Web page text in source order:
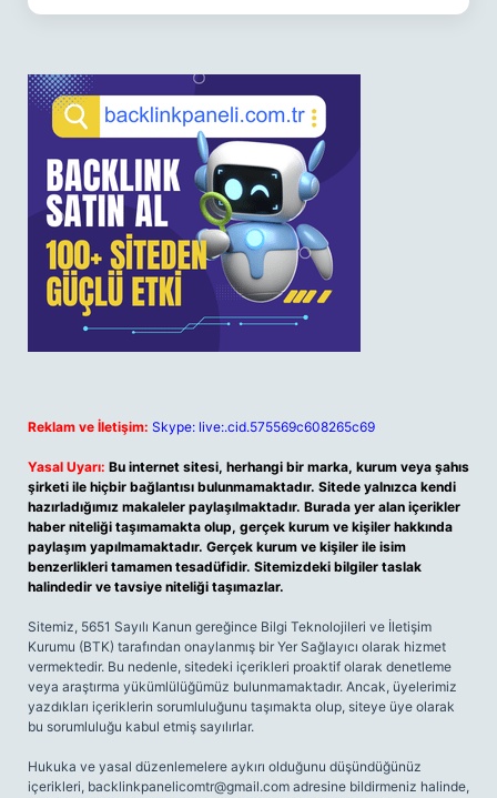
Reklam ve İletişim: Skype: live:.cid.575569c608265c69
Yasal Uyarı: Bu internet sitesi, herhangi bir marka, kurum veya şahıs
şirketi ile hiçbir bağlantısı bulunmamaktadır. Sitede yalnızca kendi
hazırladığımız makaleler paylaşılmaktadır. Burada yer alan içerikler
haber niteliği taşımamakta olup, gerçek kurum ve kişiler hakkında
paylaşım yapılmamaktadır. Gerçek kurum ve kişiler ile isim
benzerlikleri tamamen tesadüfidir. Sitemizdeki bilgiler taslak
halindedir ve tavsiye niteliği taşımazlar.
Sitemiz, 5651 Sayılı Kanun gereğince Bilgi Teknolojileri ve İletişim
Kurumu (BTK) tarafından onaylanmış bir Yer Sağlayıcı olarak hizmet
vermektedir. Bu nedenle, sitedeki içerikleri proaktif olarak denetleme
veya araştırma yükümlülüğümüz bulunmamaktadır. Ancak, üyelerimiz
yazdıkları içeriklerin sorumluluğunu taşımakta olup, siteye üye olarak
bu sorumluluğu kabul etmiş sayılırlar.
Hukuka ve yasal düzenlemelere aykırı olduğunu düşündüğünüz
içerikleri, backlinkpanelicomtr@gmail.com adresine bildirmeniz halinde,